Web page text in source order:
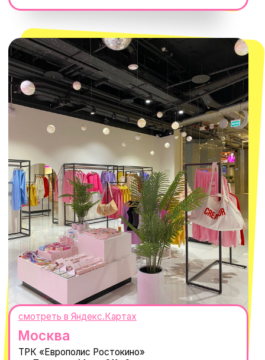
ИП Проворный Алексей Алексеевич
ОГРНИП 320665800076581
Telegram
WhatsApp
8 800 550-06-92
КОНТАКТЫ
© 2021-2025 Macrocosm ®
Оферта
Пользовательское соглашение
Политика обработки персональных
данных